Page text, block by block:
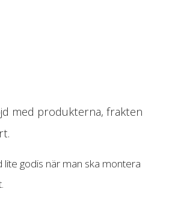
med produkterna, frakten
lite godis när man ska montera